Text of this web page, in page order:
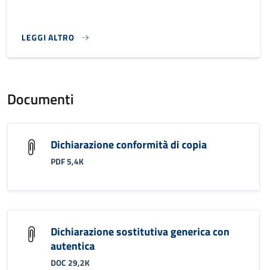
LEGGI ALTRO
}
Documenti
Dichiarazione conformità di copia
PDF 5,4K
Dichiarazione sostitutiva generica con
autentica
DOC 29,2K